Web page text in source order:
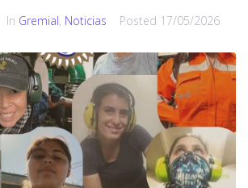
In Gremial, Noticias Posted 17/05/2026